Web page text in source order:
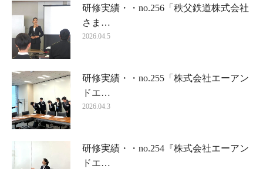
研修実績・・no.256「秩父鉄道株式会社
さま…
2026.04.5
研修実績・・no.255「株式会社エーアン
ドエ…
2026.04.3
研修実績・・no.254『株式会社エーアン
ドエ…